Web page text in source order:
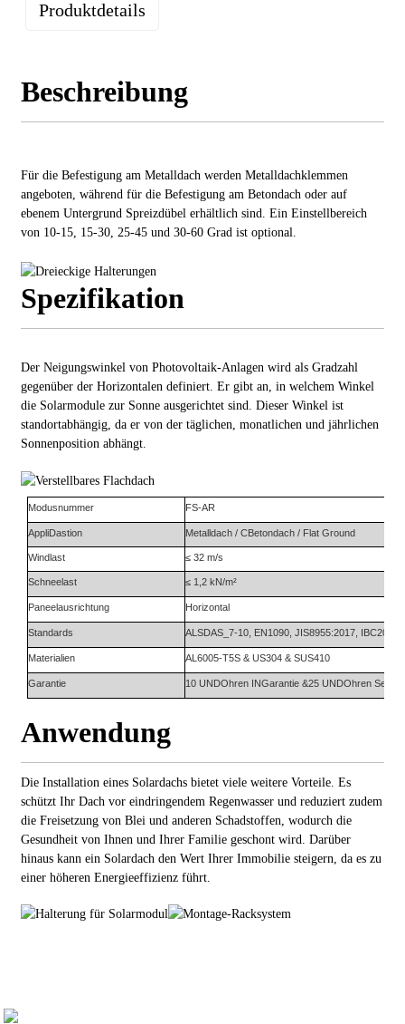
Produktdetails
Beschreibung
Für die Befestigung am Metalldach werden Metalldachklemmen
angeboten, während für die Befestigung am Betondach oder auf
ebenem Untergrund Spreizdübel erhältlich sind. Ein Einstellbereich
von 10-15, 15-30, 25-45 und 30-60 Grad ist optional.
Spezifikation
Der Neigungswinkel von Photovoltaik-Anlagen wird als Gradzahl
gegenüber der Horizontalen definiert. Er gibt an, in welchem ​​Winkel
die Solarmodule zur Sonne ausgerichtet sind. Dieser Winkel ist
standortabhängig, da er von der täglichen, monatlichen und jährlichen
Sonnenposition abhängt.
Modusnummer FS-AR
AppliDastion Metalldach / CBetondach / Flat Ground
Windlast ≤ 32 m/s
Schneelast ≤ 1,2 kN/m²
Paneelausrichtung Horizontal
Standards ALSDAS _7-10, EN1090, JIS8955:2017, IBC2009
Materialien AL6005-T5S &US304& SUS410
Garantie 10UNDOhren INGarantie&25UNDOhrenS
Anwendung
Die Installation eines Solardachs bietet viele weitere Vorteile. Es
schützt Ihr Dach vor eindringendem Regenwasser und reduziert zudem
die Freisetzung von Blei und anderen Schadstoffen, wodurch die
Gesundheit von Ihnen und Ihrer Familie geschont wird. Darüber
hinaus kann ein Solardach den Wert Ihrer Immobilie steigern, da es zu
einer höheren Energieeffizienz führt.